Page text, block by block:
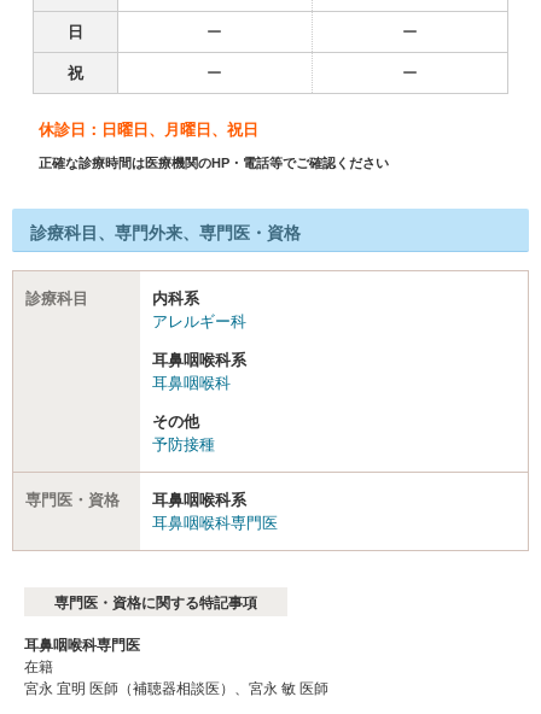
日 ー ー
祝 ー ー
休診日：日曜日、月曜日、祝日
正確な診療時間は医療機関のHP・電話等でご確認ください
診療科目、専門外来、専門医・資格
診療科目
内科系
アレルギー科
耳鼻咽喉科系
耳鼻咽喉科
その他
予防接種
専門医・資格
耳鼻咽喉科系
耳鼻咽喉科専門医
専門医・資格に関する特記事項
耳鼻咽喉科専門医
在籍
宮永 宜明 医師（補聴器相談医）、宮永 敏 医師